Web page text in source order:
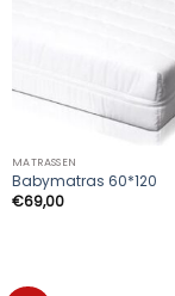
MATRASSEN
Babymatras 60*120
€69,00